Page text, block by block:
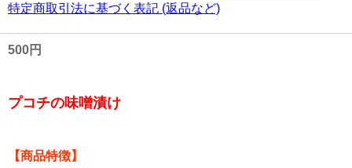
特定商取引法に基づく表記 (返品など)
500円
プコチの味噌漬け
【商品特徴】